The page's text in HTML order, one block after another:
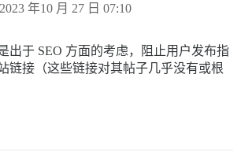
2023 年10 月 27 日 07:10
出于 SEO 方面的考虑，阻止用户发布指
链接（这些链接对其帖子几乎没有或根